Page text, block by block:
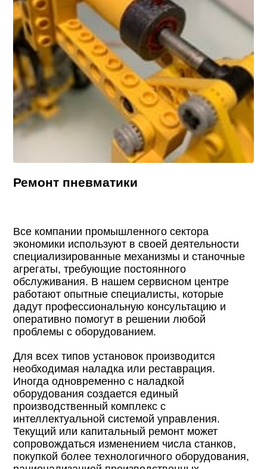
Ремонт пневматики
Все компании промышленного сектора
экономики используют в своей деятельности
специализированные механизмы и станочные
агрегаты, требующие постоянного
обслуживания. В нашем сервисном центре
работают опытные специалисты, которые
дадут профессиональную консультацию и
оперативно помогут в решении любой
проблемы с оборудованием.
Для всех типов установок производится
необходимая наладка или реставрация.
Иногда одновременно с наладкой
оборудования создается единый
производственный комплекс с
интеллектуальной системой управления.
Текущий или капитальный ремонт может
сопровождаться изменением числа станков,
покупкой более технологичного оборудования,